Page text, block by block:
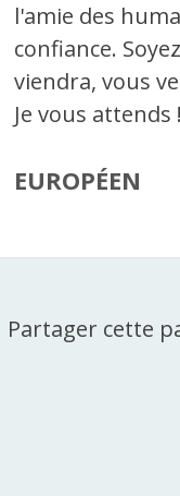
l'amie des
confiance.
viendra, vous
Je vous attends !
EUROPÉEN
Partager cette